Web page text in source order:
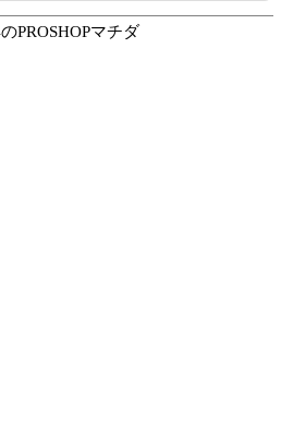
PROSHOPマチダ